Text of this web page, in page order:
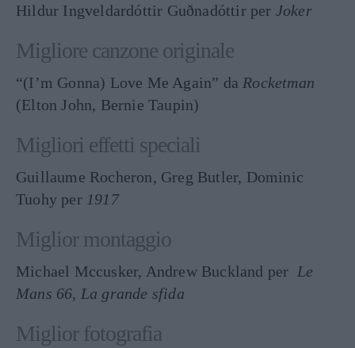
Hildur Ingveldardóttir Guðnadóttir per Joker
Migliore canzone originale
“(I’m Gonna) Love Me Again” da Rocketman
(Elton John, Bernie Taupin)
Migliori effetti speciali
Guillaume Rocheron, Greg Butler, Dominic
Tuohy per 1917
Miglior montaggio
Michael Mccusker, Andrew Buckland per Le
Mans 66, La grande sfida
Miglior fotografia